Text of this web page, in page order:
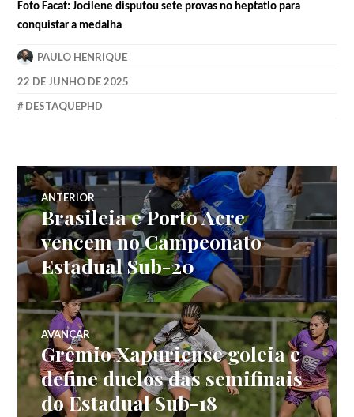
Foto Facat: Jocilene disputou sete provas no heptatlo para
conquistar a medalha
PAULO HENRIQUE
22 DE JUNHO DE 2025
DESTAQUEPHD
ANTERIOR
Brasileia e Porto Acre
vencem no Campeonato
Estadual Sub-20
AVANÇAR
Grêmio Xapuriense goleia e
define duelos das semifinais
do Estadual Sub-18